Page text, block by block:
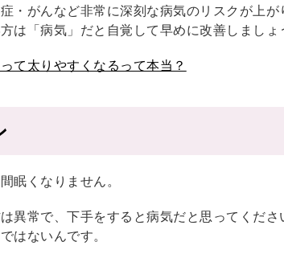
・がんなど非常に深刻な病気のリスクが上が
「病気」だと自覚して早めに改善しましょ
て太りやすくなるって本当？
眠くなりません。
常で、下手をすると病気だと思ってくださ
はないんです。